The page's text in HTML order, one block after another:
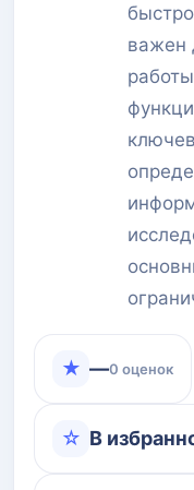
важен
★ —0 оценок
☆ В